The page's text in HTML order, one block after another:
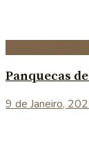
Panquecas
9 de Janeiro,